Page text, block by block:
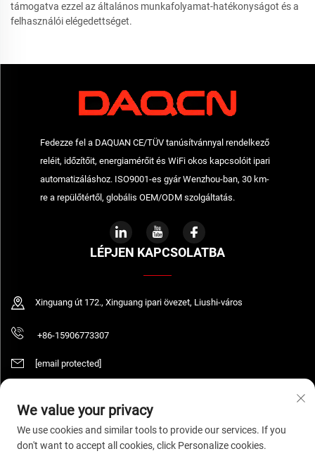
támogatva ezzel az általános munkafolyamat-hatékonyságot és a
felhasználói elégedettséget.
Fedezze fel a DAQUAN CE/TÜV tanúsítvánnyal rendelkező
reléit, időzítőit, energiamérőit és WiFi okos kapcsolóit ipari
automatizáláshoz. ISO9001-es gyár Wenzhou-ban, 30 km-
re a repülőtértől, globális OEM/ODM szolgáltatás.
LÉPJEN KAPCSOLATBA
Xinguang út 172., Xinguang ipari övezet, Liushi-város
+86-15906773307
[email protected]
Szerzői jog © 2026 WENZHOU DAQUAN ELECTRIC CO.,LTD Minden jog
fenntartva. Adatvédelmi irányelvek
We value your privacy
We use cookies and similar tools to provide our services. If you
don't want to accept all cookies, click Personalize cookies.